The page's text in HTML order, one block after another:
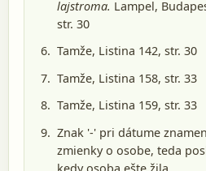
lajstroma. Lampel,
str. 30
Tamže, Listina 142, str. 30
Tamže, Listina 158, str. 33
Tamže, Listina 159, str. 33
Znak '-' pri dátume
zmienky o osobe, teda